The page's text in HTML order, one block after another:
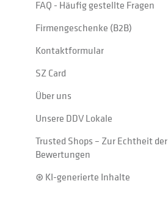
FAQ - Häufig gestellte Fragen
Firmengeschenke (B2B)
Kontaktformular
SZ Card
Über uns
Unsere DDV Lokale
Trusted Shops – Zur Echtheit der
Bewertungen
⊛ KI-generierte Inhalte